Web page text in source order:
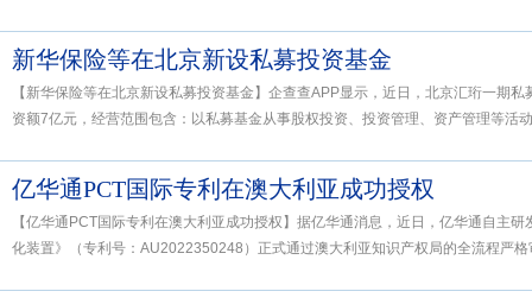
新华保险等在北京新设私募投资基金
【新华保险等在北京新设私募投资基金】企查查APP显示，近日，北京汇珩一期
资额7亿元，经营范围包含：以私募基金从事股权投资、投资管理、资产管理等活
亿华通PCT国际专利在澳大利亚成功授权
【亿华通PCT国际专利在澳大利亚成功授权】据亿华通消息，近日，亿华通自主
化装置》（专利号：AU2022350248）正式通过澳大利亚知识产权局的全流程严格